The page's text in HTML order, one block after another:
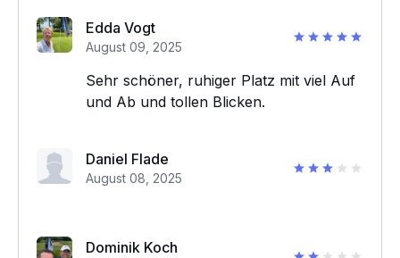
Edda Vogt
August 09, 2025
Sehr schöner, ruhiger Platz mit viel Auf
und Ab und tollen Blicken.
Daniel Flade
August 08, 2025
Dominik Koch